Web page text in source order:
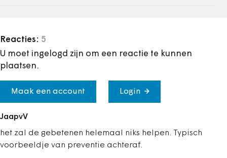
Reacties: 5
U moet ingelogd zijn om een reactie te kunnen
plaatsen.
Maak een account Login
JaapvV
het zal de gebetenen helemaal niks helpen. Typisch
voorbeeldje van preventie achteraf.